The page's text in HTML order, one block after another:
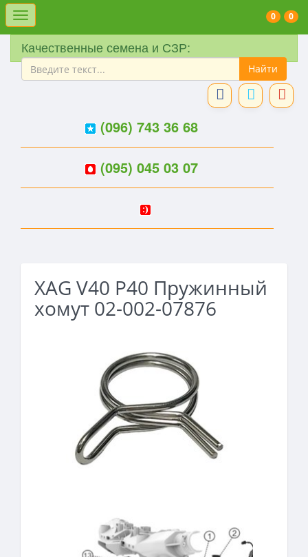
Меню 0
0
Качественные семена и СЗР:
(096) 743 36 68
(095) 045 03 07
XAG V40 P40 Пружинный
хомут 02-002-07876